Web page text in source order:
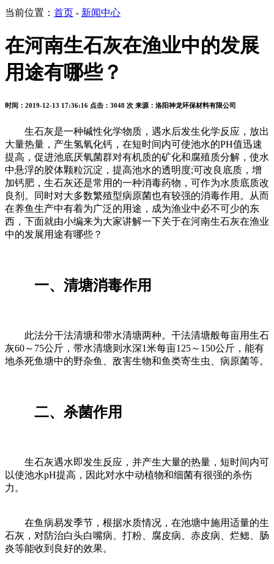
当前位置： 首页 - 新闻中心
在河南生石灰在渔业中的发展
用途有哪些？
时间：2019-12-13 17:36:16 点击：3048 次 来源：洛阳神龙环保材料有限公司
生石灰是一种碱性化学物质，遇水后发生化学反应，放出
大量热量，产生氢氧化钙，在短时间内可使池水的PH值迅速
提高，促进池底厌氧菌群对有机质的矿化和腐殖质分解，使水
中悬浮的胶体颗粒沉淀，提高池水的透明度;可改良底质，增
加钙肥，生石灰还是常用的一种消毒药物，可作为水质底质改
良剂。同时对大多数繁殖型病原菌也有较强的消毒作用。从而
在养鱼生产中有着为广泛的用途，成为渔业中必不可少的东
西，下面就由小编来为大家讲解一下关于在河南生石灰在渔业
中的发展用途有哪些？
一、清塘消毒作用
此法分干法清塘和带水清塘两种。干法清塘般每亩用生石
灰60～75公斤，带水清塘则水深1米每亩125～150公斤，能有
地杀死鱼塘中的野杂鱼、敌害生物和鱼类寄生虫、病原菌等。
二、杀菌作用
生石灰遇水即发生反应，并产生大量的热量，短时间内可
以使池水pH提高，因此对水中动植物和细菌有很强的杀伤
力。
在鱼病易发季节，根据水质情况，在池塘中施用适量的生
石灰，对防治白头白嘴病、打粉、腐皮病、赤皮病、烂鳃、肠
炎等能收到良好的效果。